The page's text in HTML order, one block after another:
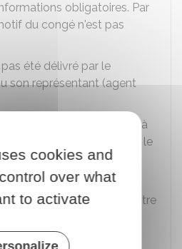
obligatoires. Par
du congé n'est pas
été délivré par le
son représentant (agent
n'a pas été adressée à
locataires (par exemple : le
qu'à 1 seul des
a été envoyée par lettre
est inférieur à 6 mois
cookies and
over what
to activate